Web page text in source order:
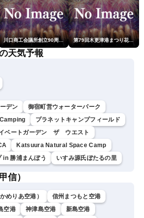
川口商工会議所創立90周年・青年部40周年・女性会30周年記念 第6回川口花火大会 第79回木更津港まつり花火大会
天気予報
デン
御宿町営ウォーターパーク
プラネットキャンプフィールド
ベートガーデン ザ ウエスト
Katsuura Natural Space Camp
in 勝浦まんぼう
いすみ源氏ぼたるの里
信）
めりあ空港）
信州まつもと空港
空港 神津島空港
新島空港